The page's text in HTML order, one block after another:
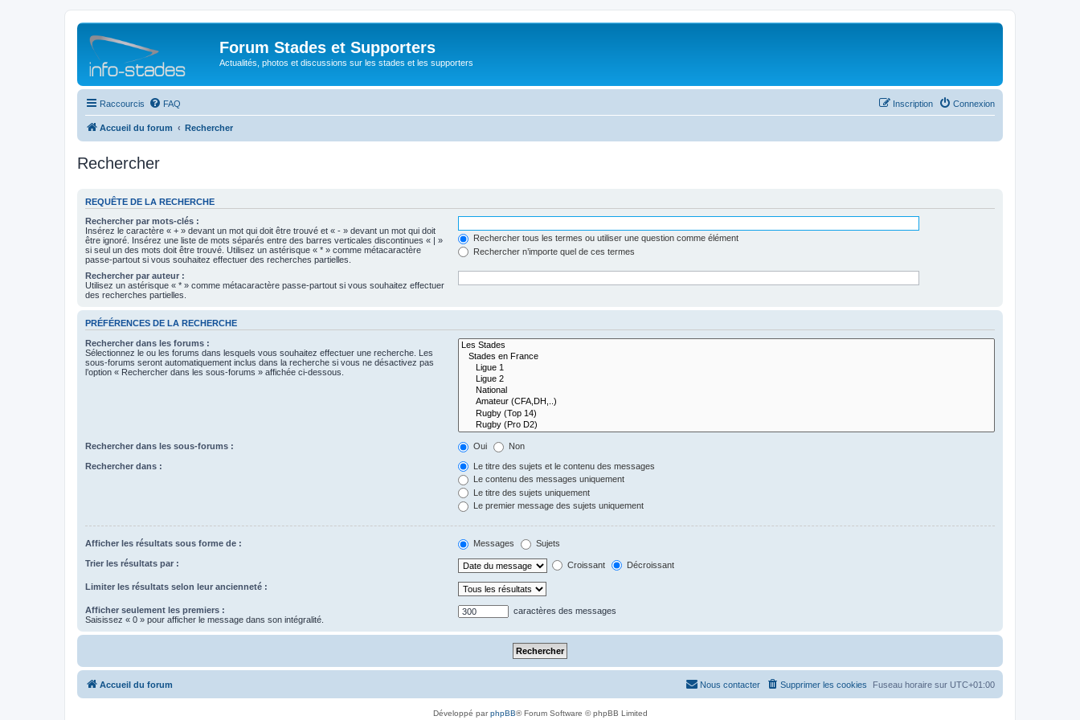
Forum Stades et Supporters
Actualités, photos et discussions sur les stades et les supporters
Raccourcis FAQ Connexion
Inscription
Accueil du forum Rechercher
Rechercher
REQUÊTE DE LA RECHERCHE
Rechercher par mots-clés :
Insérez le caractère « + » devant un mot qui doit être trouvé et « - » devant un mot qui doit
être ignoré. Insérez une liste de mots séparés entre des barres verticales discontinues « | »
si seul un des mots doit être trouvé. Utilisez un astérisque « * » comme métacaractère
passe-partout si vous souhaitez effectuer des recherches partielles.
Rechercher tous les termes ou utiliser une question comme élément
Rechercher n’importe quel de ces termes
Rechercher par auteur :
Utilisez un astérisque « * » comme métacaractère passe-partout si vous souhaitez effectuer
des recherches partielles.
PRÉFÉRENCES DE LA RECHERCHE
Rechercher dans les forums :
Sélectionnez le ou les forums dans lesquels vous souhaitez effectuer une recherche. Les
sous-forums seront automatiquement inclus dans la recherche si vous ne désactivez pas
l’option « Rechercher dans les sous-forums » affichée ci-dessous.
Rechercher dans les sous-forums : Oui Non
Rechercher dans :
Le titre des sujets et le contenu des messages
Le contenu des messages uniquement
Le titre des sujets uniquement
Le premier message des sujets uniquement
Afficher les résultats sous forme de : Messages Sujets
Trier les résultats par : Croissant Décroissant
Limiter les résultats selon leur ancienneté :
Afficher seulement les premiers :
Saisissez « 0 » pour afficher le message dans son intégralité.
caractères des messages
Accueil du forum Fuseau horaire sur UTC+01:00
Supprimer les cookies
Nous contacter
Développé parphpBB® Forum Software © phpBB Limited